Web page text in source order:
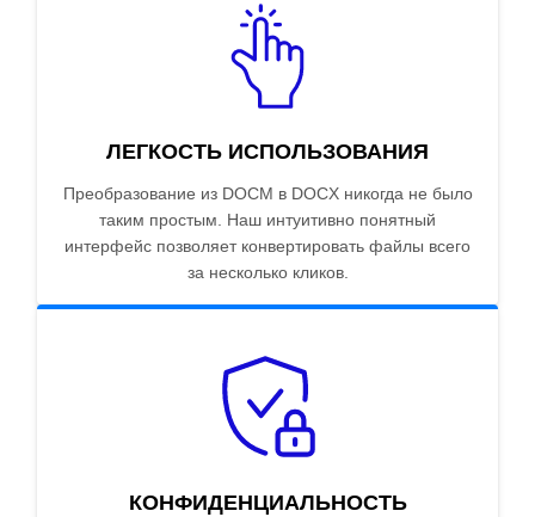
ЛЕГКОСТЬ ИСПОЛЬЗОВАНИЯ
Преобразование из DOCM в DOCX никогда не было
таким простым. Наш интуитивно понятный
интерфейс позволяет конвертировать файлы всего
за несколько кликов.
КОНФИДЕНЦИАЛЬНОСТЬ